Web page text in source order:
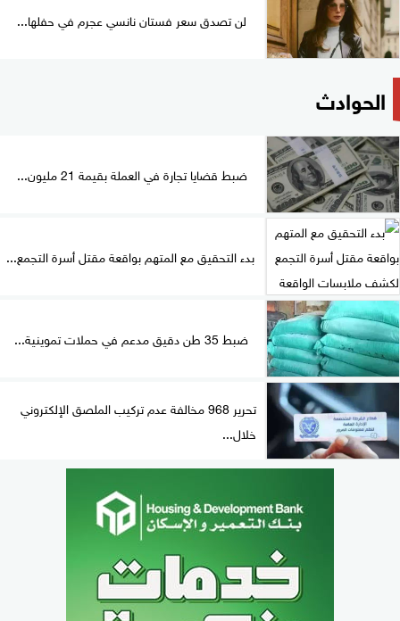
لن تصدق سعر فستان نانسي عجرم في حفلها...
الحوادث
ضبط قضايا تجارة في العملة بقيمة 21 مليون...
بدء التحقيق مع المتهم بواقعة مقتل أسرة التجمع...
ضبط 35 طن دقيق مدعم في حملات تموينية...
تحرير 968 مخالفة عدم تركيب الملصق الإلكتروني
خلال...